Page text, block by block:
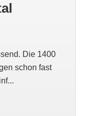
Die 1400
schon fast